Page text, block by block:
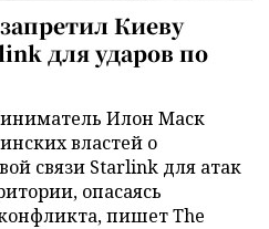
Киеву
для ударов по
Илон Маск
властей о
связи Starlink для атак
опасаясь
пишет The